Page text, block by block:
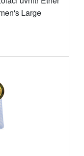
Large